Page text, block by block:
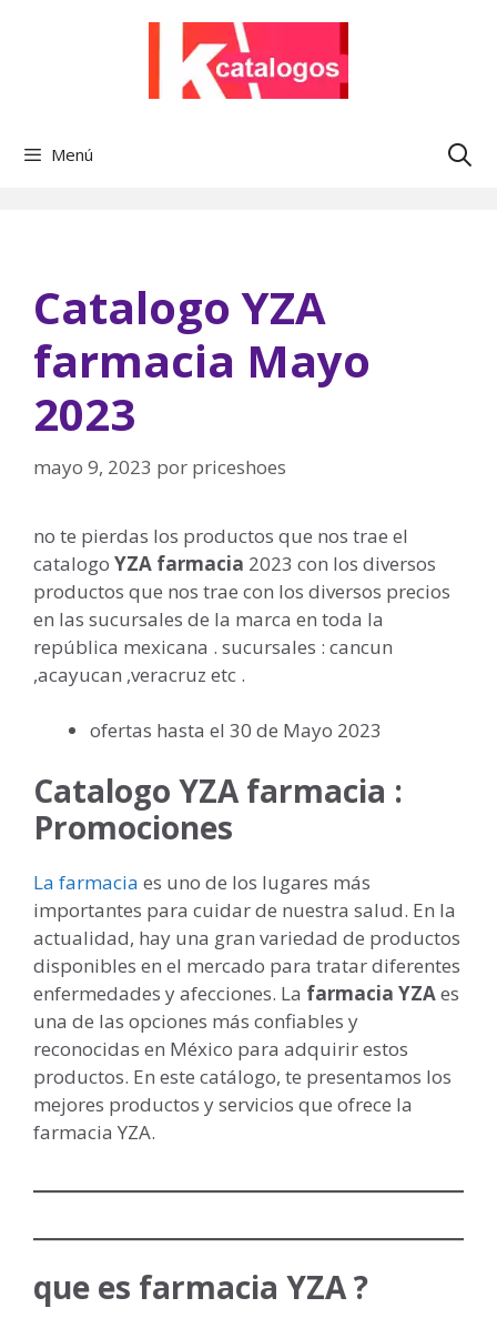
Menú
Catalogo YZA
farmacia Mayo
2023
mayo 9, 2023 por priceshoes
no te pierdas los productos que nos trae el
catalogo YZA farmacia 2023 con los diversos
productos que nos trae con los diversos precios
en las sucursales de la marca en toda la
república mexicana . sucursales : cancun
,acayucan ,veracruz etc .
ofertas hasta el 30 de Mayo 2023
Catalogo YZA farmacia :
Promociones
La farmacia es uno de los lugares más
importantes para cuidar de nuestra salud. En la
actualidad, hay una gran variedad de productos
disponibles en el mercado para tratar diferentes
enfermedades y afecciones. La farmacia YZAes
una de las opciones más confiables y
reconocidas en México para adquirir estos
productos. En este catálogo, te presentamos los
mejores productos y servicios que ofrece la
farmacia YZA.
que es farmacia YZA ?